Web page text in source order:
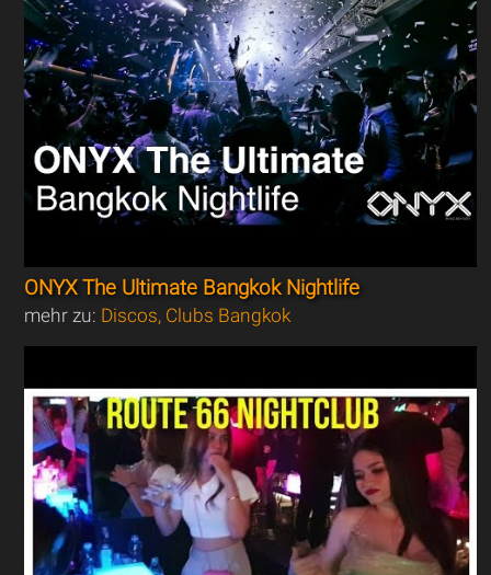
ONYX The Ultimate Bangkok Nightlife
mehr zu: Discos, Clubs Bangkok